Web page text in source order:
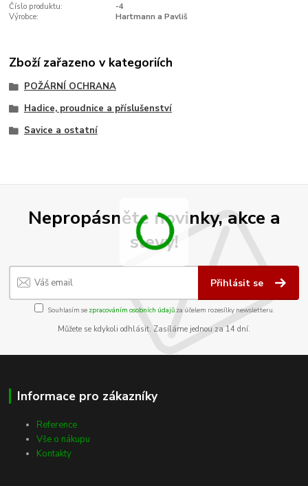
Číslo produktu:
-4
Výrobce:
Hartmann a Pavliš
Zboží zařazeno v kategoriích
POŽÁRNÍ OCHRANA
Hadice, proudnice a příslušenství
Savice a ostatní
Nepropásněte novinky, akce a
slevy!
Přihlásit se
Souhlasím se zpracováním osobních údajůza účelem rozesílky newsletteru.
Můžete se kdykoli odhlásit. Zasíláme jednou za 14 dní.
Informace pro zákazníky
Reference
Vše o nákupu
Kontakty